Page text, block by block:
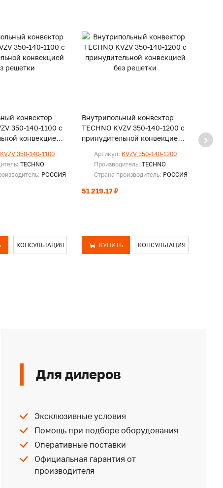
конвектор
350-140-1100 с
конвекцией
KVZV 350-140-1100
TECHNO
РОССИЯ
КОНСУЛЬТАЦИЯ
Внутрипольный конвектор
TECHNO KVZV 350-140-1200 с
принудительной конвекцией
Артикул: KVZV 350-140-1200
Производитель:TECHNO
Страна производитель: РОССИЯ
51 219.17 ₽
КУПИТЬ КОНСУЛЬТАЦИЯ
без
Для дилеров
Эксклюзивные условия
Помощь при подборе оборудования
Оперативные поставки
Официальная гарантия от
производителя